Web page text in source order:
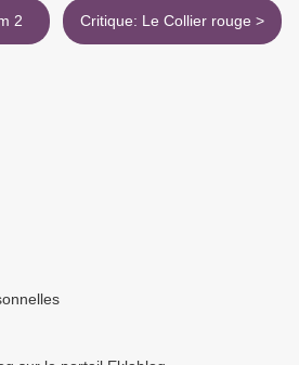
2 Critique: Le Collier rouge >